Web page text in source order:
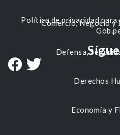
Comercio, Negocio y
Defensa,
Derechos
Economía y
Política de privacidad para